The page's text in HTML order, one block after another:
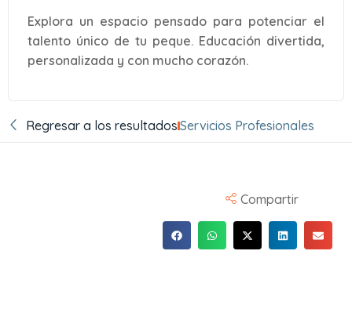
Explora un espacio pensado para potenciar el
talento único de tu peque. Educación divertida,
personalizada y con mucho corazón.
Regresar a los resultadosServicios Profesionales
Compartir